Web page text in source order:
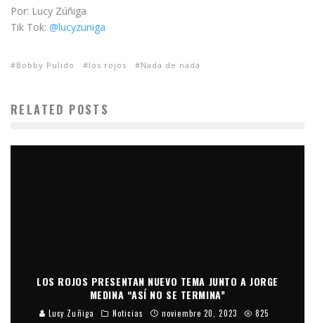
Por: Lucy Zúñiga
Tik Tok: @lucyzuniga
Bobby Pulido los rojos Nada de nada
RELATED POSTS
LOS ROJOS PRESENTAN NUEVO TEMA JUNTO A JORGE
MEDINA “ASÍ NO SE TERMINA”
Lucy Zuñiga Noticias noviembre 20, 2023 825